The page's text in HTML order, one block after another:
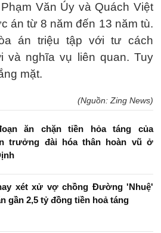
Văn Úy và Quách Việt
án từ 8 năm đến 13 năm tù.
án triệu tập với tư cách
và nghĩa vụ liên quan. Tuy
mặt.
(Nguồn: Zing News)
ăn chặn tiền hỏa táng của
trưởng đài hóa thân hoàn vũ ở
xét xử vợ chồng Đường 'Nhuệ'
gần 2,5 tỷ đồng tiền hoả táng